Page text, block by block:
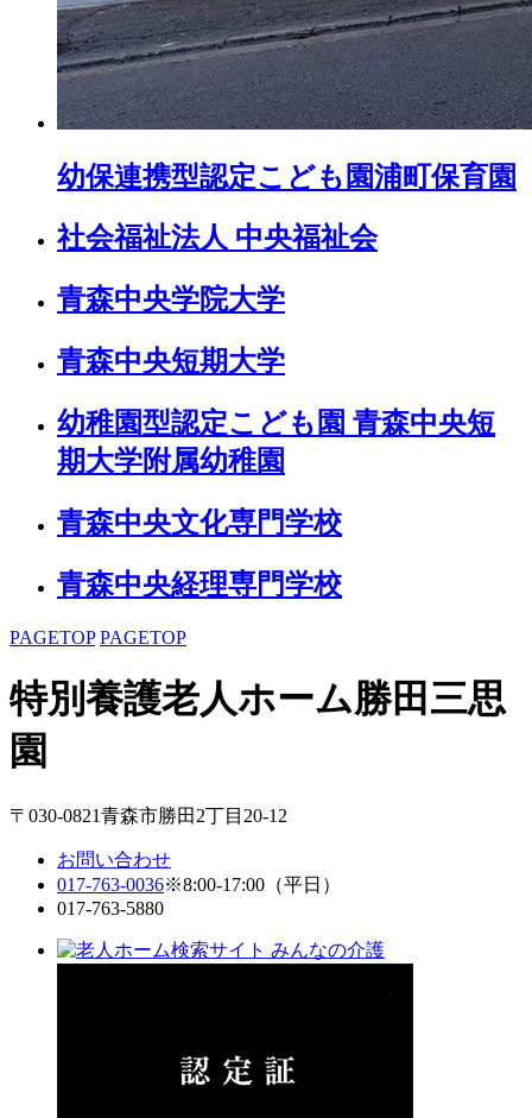
幼保連携型認定こども園浦町保育園
社会福祉法人 中央福祉会
青森中央学院大学
青森中央短期大学
幼稚園型認定こども園 青森中央短
期大学附属幼稚園
青森中央文化専門学校
青森中央経理専門学校
PAGETOP PAGETOP
特別養護老人ホーム勝田三思
園
〒030-0821青森市勝田2丁目20-12
お問い合わせ
017-763-0036※8:00-17:00（平日）
017-763-5880